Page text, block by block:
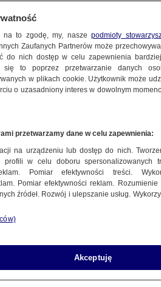
napisy na murze kościoła.
52-latek
o prezesie sądu:
patologicznego
Chcą jego odwołania
z Amstetten" może wyjść
na to zgodę, my, naszepodmioty
Zaufanych Partnerów może
do nich dostęp w celu zapewnienia
się to poprzez przetwarzanie danych
w plikach cookie. Użytkownik może
o uzasadniony interes w dowolnym
przetwarzamy dane w celu zapewnienia:
na urządzeniu lub dostęp do nich.
profili w celu doboru spersonalizowanych
Pomiar efektywności treści.
Pomiar efektywności reklam.
źródeł. Rozwój i ulepszanie usług.
Akceptuję